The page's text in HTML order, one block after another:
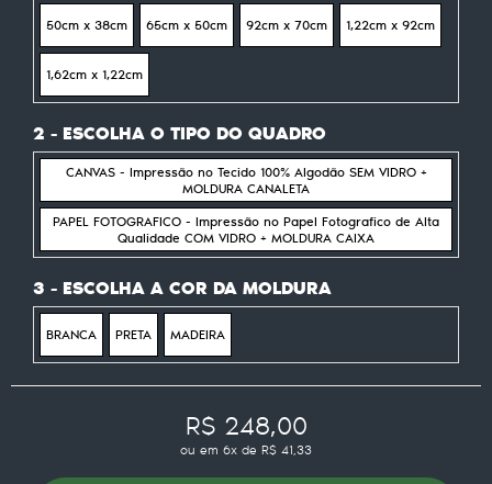
50cm x 38cm 65cm x 50cm 92cm x 70cm 1,22cm x 92cm
1,62cm x 1,22cm
2 - ESCOLHA O TIPO DO QUADRO
CANVAS - Impressão no Tecido 100% Algodão SEM VIDRO +
MOLDURA CANALETA
PAPEL FOTOGRAFICO - Impressão no Papel Fotografico de Alta
Qualidade COM VIDRO + MOLDURA CAIXA
3 - ESCOLHA A COR DA MOLDURA
BRANCA PRETA MADEIRA
R$ 248,00
ou em 6x de R$ 41,33